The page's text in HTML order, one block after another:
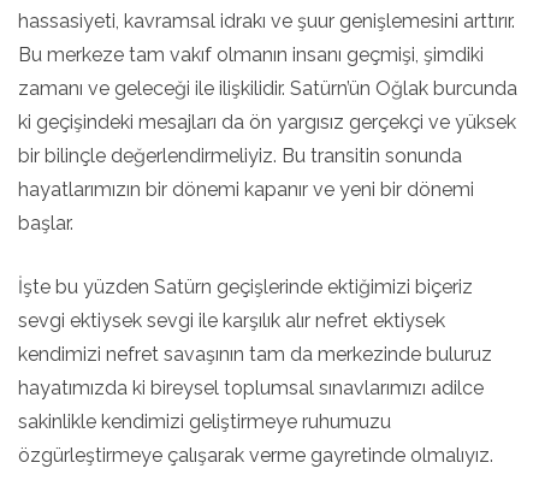
hassasiyeti, kavramsal idrakı ve şuur genişlemesini arttırır.
Bu merkeze tam vakıf olmanın insanı geçmişi, şimdiki
zamanı ve geleceği ile ilişkilidir. Satürn’ün Oğlak burcunda
ki geçişindeki mesajları da ön yargısız gerçekçi ve yüksek
bir bilinçle değerlendirmeliyiz. Bu transitin sonunda
hayatlarımızın bir dönemi kapanır ve yeni bir dönemi
başlar.
İşte bu yüzden Satürn geçişlerinde ektiğimizi biçeriz
sevgi ektiysek sevgi ile karşılık alır nefret ektiysek
kendimizi nefret savaşının tam da merkezinde buluruz
hayatımızda ki bireysel toplumsal sınavlarımızı adilce
sakinlikle kendimizi geliştirmeye ruhumuzu
özgürleştirmeye çalışarak verme gayretinde olmalıyız.